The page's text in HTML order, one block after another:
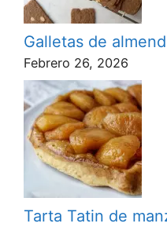
Galletas de
Febrero 26, 2026
Tarta Tatin de